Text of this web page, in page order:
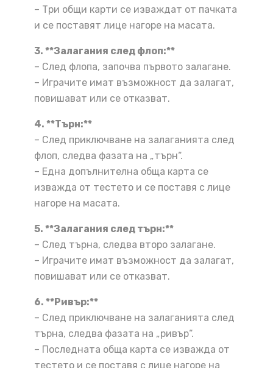
– Три общи карти се изваждат от пачката
и се поставят лице нагоре на масата.
3. **Залагания след флоп:**
– След флопа, започва първото залагане.
– Играчите имат възможност да залагат,
повишават или се отказват.
4. **Търн:**
– След приключване на залаганията след
флоп, следва фазата на „търн“.
– Една допълнителна обща карта се
изважда от тестето и се поставя с лице
нагоре на масата.
5. **Залагания след търн:**
– След търна, следва второ залагане.
– Играчите имат възможност да залагат,
повишават или се отказват.
6. **Ривър:**
– След приключване на залаганията след
търна, следва фазата на „ривър“.
– Последната обща карта се изважда от
тестето и се поставя с лице нагоре на